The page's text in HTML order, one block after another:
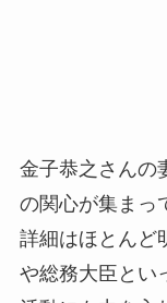
金子恭之さんの
の関心が集まっ
詳細はほとんど
や総務大臣とい